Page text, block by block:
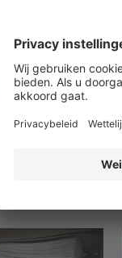
2026
in België
ruim 9
liter omlaag